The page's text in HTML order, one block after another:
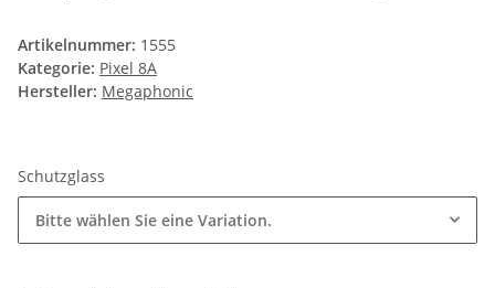
Artikelnummer: 1555
Kategorie: Pixel 8A
Hersteller: Megaphonic
Schutzglass
Bitte wählen Sie eine Variation.